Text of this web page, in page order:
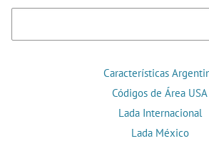
Características
Códigos de Área USA
Lada Internacional
Lada México